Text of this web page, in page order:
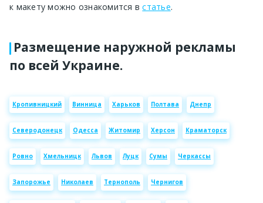
к макету можно ознакомится встатье.
Размещение наружной рекламы
по всей Украине.
Кропивницкий Винница Харьков Полтава Днепр
Северодонецк Одесса Житомир Херсон Краматорск
Ровно Хмельницк Львов Луцк Сумы Черкассы
Запорожье Николаев Тернополь Чернигов